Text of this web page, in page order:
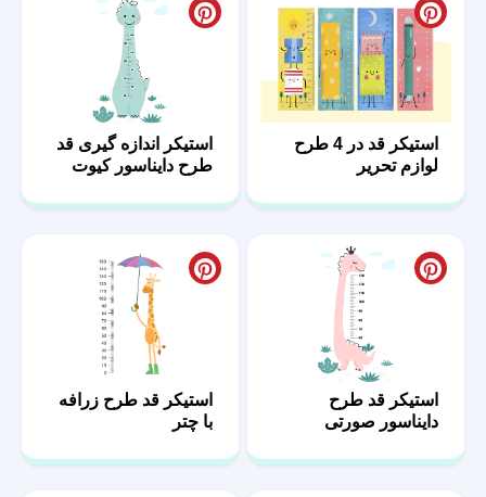
استیکر قد در 4 طرح
لوازم تحریر
استیکر اندازه گیری قد
طرح دایناسور کیوت
استیکر قد طرح
دایناسور صورتی
استیکر قد طرح زرافه
با چتر